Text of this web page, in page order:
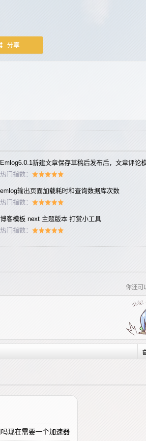
分享
Emlog6.0.1新建文章保存草稿后发布后，文章评论
热门指数：
emlog输出页面加载耗时和查询数据库次数
热门指数：
博客模板 next 主题版本 打赏小工具
热门指数：
你还可
现在需要一个加速器